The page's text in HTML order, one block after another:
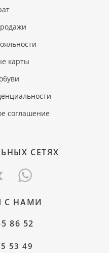
карты
соглашение
СЕТЯХ
С НАМИ
86 52
53 49